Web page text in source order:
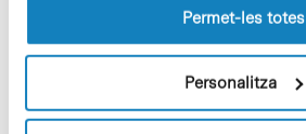
Permet-les totes
Personalitza
8 de juliol de 2026